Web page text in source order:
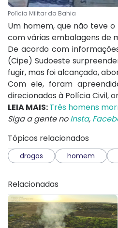
Polícia Militar da Bahia
Um homem, que não teve
com várias embalagens de
De acordo com
(Cipe) Sudoeste
fugir, mas foi alcançado,
Com ele, foram
direcionados à Polícia Civil,
LEIA MAIS:Três homens
Siga a gente noInsta,
Tópicos relacionados
drogas homem
Relacionadas